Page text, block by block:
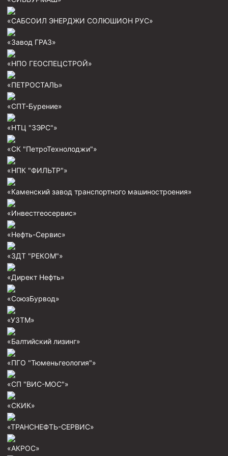
Муфта ОТТМ 146
Муфта БТС 178
Муфта БТС 168
Муфта ОТТМ 127
Муфта ОТТМ 324
Муфта ОТТМ 178
Муфта ОТТГ 168
Муфта ОТТГ 146
Муфта ОТТГ 127
Буровое оборудование
высокого давления
Противовыбросовое оборудование
Системы верхнего привода (СВП)
Буровые установки
«САБСОИЛ ЭНЕРДЖИ СОЛЮШИОН РУС»
«Завод ГРАЗ»
«НПО ГЕОСПЕЦСТРОЙ»
«ПЕТРОСТАЛЬ»
«СПТ-Бурение»
«НТЦ "ЗЭРС"»
«СК "ПетроТехнолоджи"»
«НПК "ФИЛЬТР"»
«Каменский завод транспортного машиностроения»
«Инвестгеосервис»
«Нефть-Сервис»
«ЗДТ "РЕКОМ"»
«Директ Нефть»
«СоюзБурвод»
«УЗТМ»
«Балтийский лизинг»
«ПГО "Тюменьгеология"»
«СП "ВИС-МОС"»
«СКИК»
«ТРАНСНЕФТЬ-СЕРВИС»
«АКРОС»